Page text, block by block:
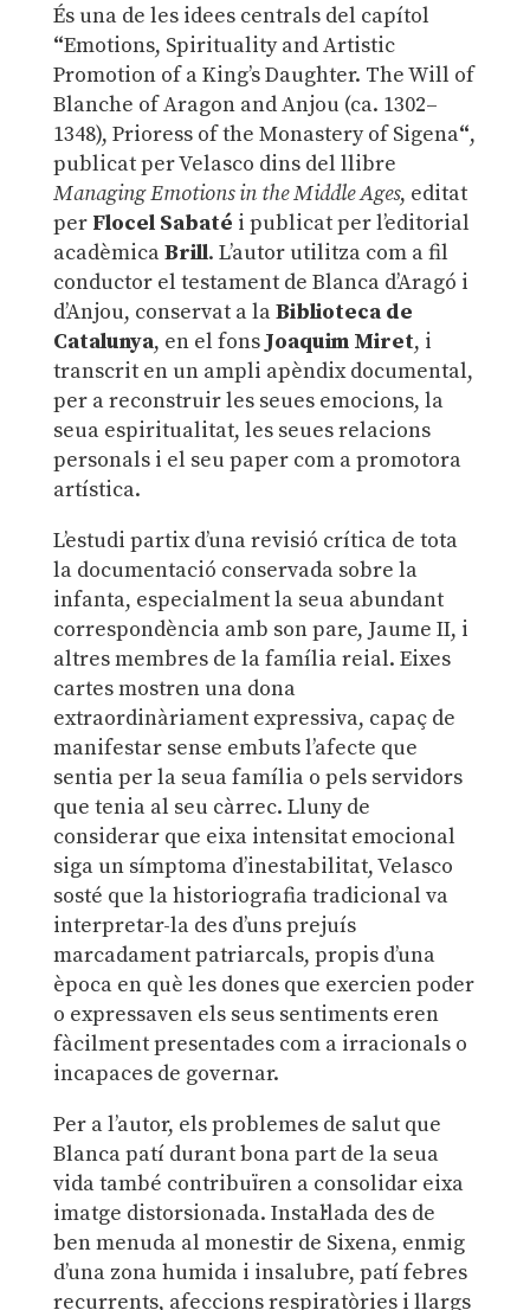
És una de les idees centrals del capítol
“Emotions, Spirituality and Artistic
Promotion of a King’s Daughter. The Will of
Blanche of Aragon and Anjou (ca. 1302–
1348), Prioress of the Monastery of Sigena“,
publicat per Velasco dins del llibre
Managing Emotions in the Middle Ages, editat
per Flocel Sabaté i publicat per l’editorial
acadèmicaBrill. L’autor utilitza com a fil
conductor el testament de Blanca d’Aragó i
d’Anjou, conservat a laBiblioteca de
Catalunya, en el fonsJoaquim Miret, i
transcrit en un ampli apèndix documental,
per a reconstruir les seues emocions, la
seua espiritualitat, les seues relacions
personals i el seu paper com a promotora
artística.
L’estudi partix d’una revisió crítica de tota
la documentació conservada sobre la
infanta, especialment la seua abundant
correspondència amb son pare, Jaume II, i
altres membres de la família reial. Eixes
cartes mostren una dona
extraordinàriament expressiva, capaç de
manifestar sense embuts l’afecte que
sentia per la seua família o pels servidors
que tenia al seu càrrec. Lluny de
considerar que eixa intensitat emocional
siga un símptoma d’inestabilitat, Velasco
sosté que la historiografia tradicional va
interpretar-la des d’uns prejuís
marcadament patriarcals, propis d’una
època en què les dones que exercien poder
o expressaven els seus sentiments eren
fàcilment presentades com a irracionals o
incapaces de governar.
Per a l’autor, els problemes de salut que
Blanca patí durant bona part de la seua
vida també contribuïren a consolidar eixa
imatge distorsionada. Instal·lada des de
ben menuda al monestir de Sixena, enmig
d’una zona humida i insalubre, patí febres
recurrents, afeccions respiratòries i llargs